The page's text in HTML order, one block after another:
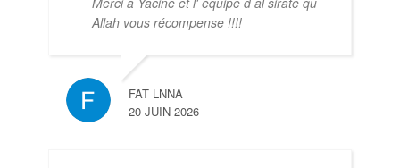
Allah vous récompense !!!!
FAT LNNA
20 JUIN 2026